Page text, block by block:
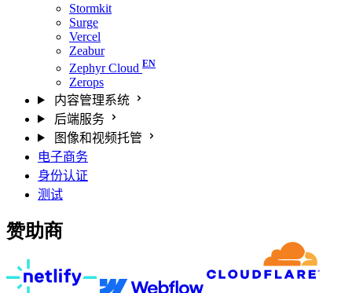
Stormkit
Surge
Vercel
Zeabur
Zephyr Cloud
Zerops
内容管理系统
后端服务
图像和视频托管
电子商务
身份认证
测试
赞助商